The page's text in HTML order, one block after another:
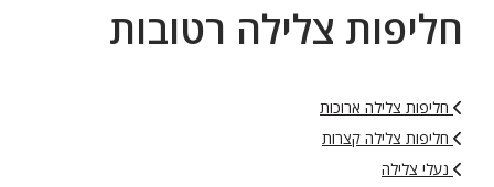
חליפות צלילה רטובות
חליפות צלילה ארוכות
חליפות צלילה קצרות
נעלי צלילה